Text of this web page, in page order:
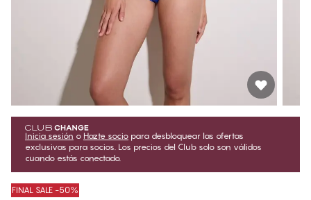
Inicia sesión o Hazte socio para desbloquear las ofertas
exclusivas para socios. Los precios del Club solo son válidos
cuando estás conectado.
FINAL SALE -50%